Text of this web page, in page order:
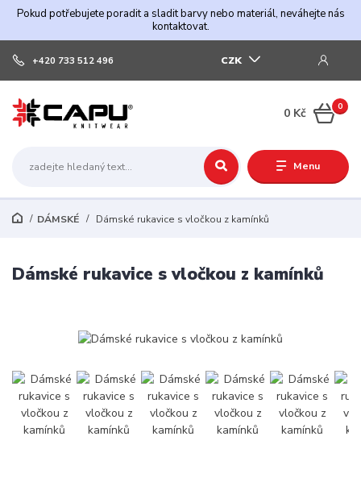
Pokud potřebujete poradit a sladit barvy nebo materiál, neváhejte nás
kontaktovat.
Menu
CZK
+420 733 512 496
0
0 Kč
DÁMSKÉ Dámské rukavice s vločkou z kamínků
Dámské rukavice s vločkou z kamínků